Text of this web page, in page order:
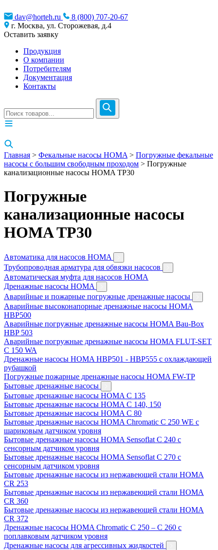
dav@horteh.ru
8 (800) 707-20-67
г. Москва, ул. Сторожевая, д.4
Оставить заявку
Продукция
О компании
Потребителям
Документация
Контакты
Главная > Фекальные насосы HOMA > Погружные фекальные
насосы с большим свободным проходом > Погружные
канализационные насосы HOMA TP30
Погружные
канализационные насосы
HOMA TP30
Автоматика для насосов HOMA
Трубопроводная арматура для обвязки насосов
Автоматическая муфта для насосов HOMA
Дренажные насосы HOMA
Аварийные и пожарные погружные дренажные насосы
Аварийные высоконапорные дренажные насосы HOMA
HBP500
Аварийные погружные дренажные насосы HOMA Bau-Box
HBP 503
Аварийные погружные дренажные насосы HOMA FLUT-SET
C 150 WA
Дренажные насосы HOMA HBP501 - HBP555 с охлаждающей
рубашкой
Погружные пожарные дренажные насосы HOMA FW-TP
Бытовые дренажные насосы
Бытовые дренажные насосы HOMA C 135
Бытовые дренажные насосы HOMA C 140, 150
Бытовые дренажные насосы HOMA C 80
Бытовые дренажные насосы HOMA Chromatic C 250 WE с
шариковым датчиком уровня
Бытовые дренажные насосы HOMA Sensoflat C 240 с
сенсорным датчиком уровня
Бытовые дренажные насосы HOMA Sensoflat C 270 с
сенсорным датчиком уровня
Бытовые дренажные насосы из нержавеющей стали HOMA
CR 253
Бытовые дренажные насосы из нержавеющей стали HOMA
CR 360
Бытовые дренажные насосы из нержавеющей стали HOMA
CR 372
Дренажные насосы HOMA Chromatic C 250 – C 260 с
поплавковым датчиком уровня
Дренажные насосы для агрессивных жидкостей